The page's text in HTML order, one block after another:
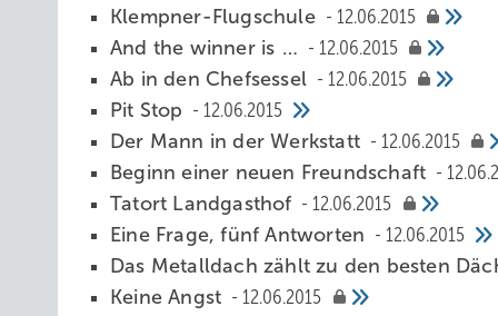
Klempner-Flugschule
12.06.2015
And the winner is …
12.06.2015
Ab in den Chefsessel
12.06.2015
Pit Stop
12.06.2015
Der Mann in der Werkstatt
12.06.2015
Beginn einer neuen Freundschaft
Tatort Landgasthof
12.06.2015
Eine Frage, fünf Antworten
12.06.2015
Das Metalldach zählt zu den besten
Keine Angst
12.06.2015